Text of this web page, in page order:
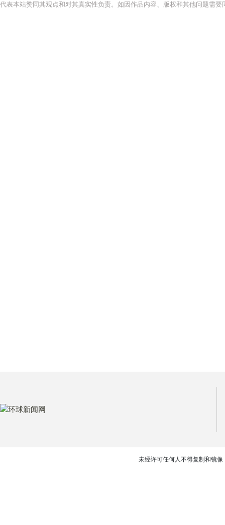
代表本站赞同其观点和对其真实性负责。如因作品内容、版权和其他问题需
未经许可任何人不得复制和镜